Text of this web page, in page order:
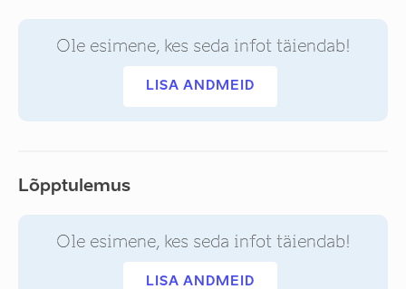
Ole esimene, kes seda infot täiendab!
LISA ANDMEID
Lõpptulemus
Ole esimene, kes seda infot täiendab!
LISA ANDMEID